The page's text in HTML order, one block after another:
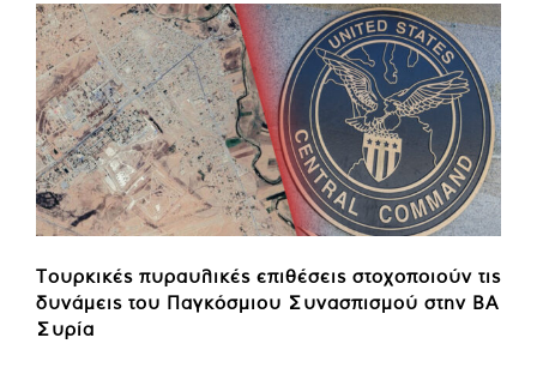
Τουρκικές πυραυλικές επιθέσεις στοχοποιούν τις
δυνάμεις του Παγκόσμιου Συνασπισμού στην ΒΑ
Συρία